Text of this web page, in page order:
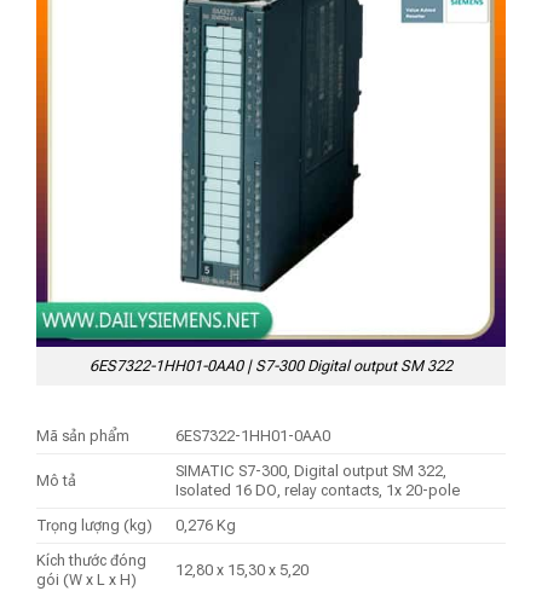
6ES7322-1HH01-0AA0 | S7-300 Digital output SM 322
Mã sản phẩm 6ES7322-1HH01-0AA0
Mô tả
SIMATIC S7-300, Digital output SM 322,
Isolated 16 DO, relay contacts, 1x 20-pole
Trọng lượng (kg)
0,276 Kg
Kích thước đóng
gói (W x L x H)
12,80 x 15,30 x 5,20